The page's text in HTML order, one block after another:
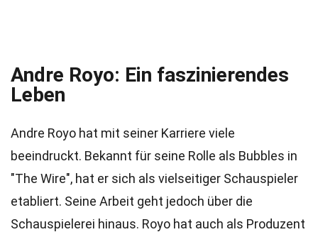
Andre Royo: Ein faszinierendes
Leben
Andre Royo hat mit seiner Karriere viele
beeindruckt. Bekannt für seine Rolle als Bubbles in
"The Wire", hat er sich als vielseitiger Schauspieler
etabliert. Seine Arbeit geht jedoch über die
Schauspielerei hinaus. Royo hat auch als Produzent